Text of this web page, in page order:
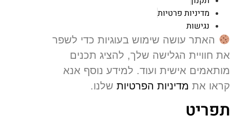
מדיניות פרטיות
נגישות
האתר עושה שימוש בעוגיות כדי לשפר
חוויית הגלישה שלך, להציג תכנים
אישית ועוד. למידע נוסף אנא
אתמדיניות הפרטיותשלנו.